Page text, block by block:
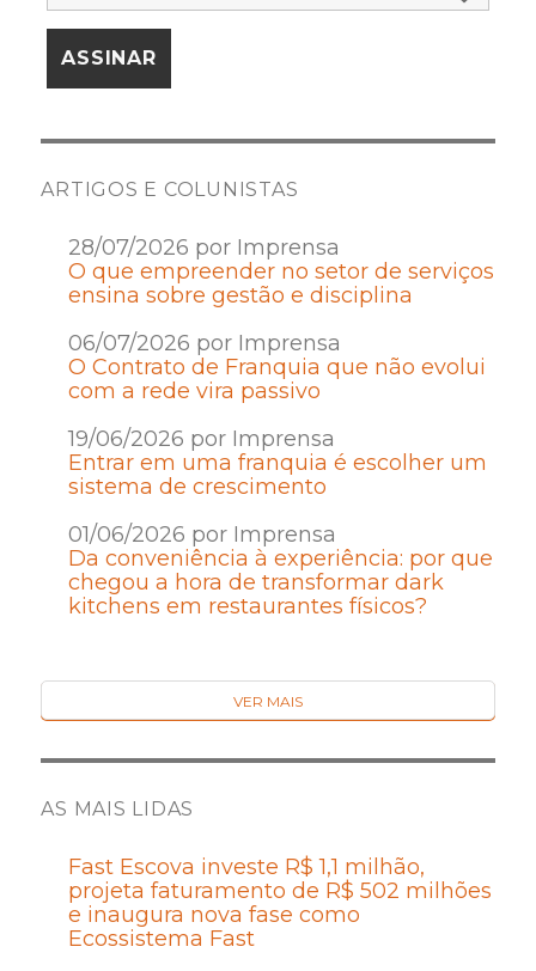
ARTIGOS E COLUNISTAS
28/07/2026 por Imprensa
O que empreender no setor de serviços
ensina sobre gestão e disciplina
06/07/2026 por Imprensa
O Contrato de Franquia que não evolui
com a rede vira passivo
19/06/2026 por Imprensa
Entrar em uma franquia é escolher um
sistema de crescimento
01/06/2026 por Imprensa
Da conveniência à experiência: por que
chegou a hora de transformar dark
kitchens em restaurantes físicos?
VER MAIS
AS MAIS LIDAS
Fast Escova investe R$ 1,1 milhão,
projeta faturamento de R$ 502 milhões
e inaugura nova fase como
Ecossistema Fast